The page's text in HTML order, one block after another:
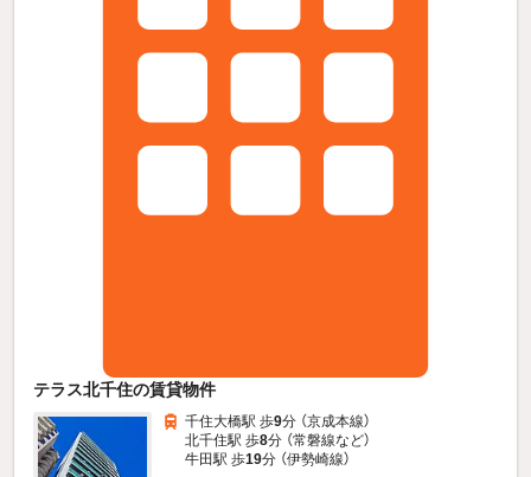
テラス北千住の賃貸物件
千住大橋駅 歩9分 （京成本線）
北千住駅 歩8分 （常磐線など）
牛田駅 歩19分 （伊勢崎線）